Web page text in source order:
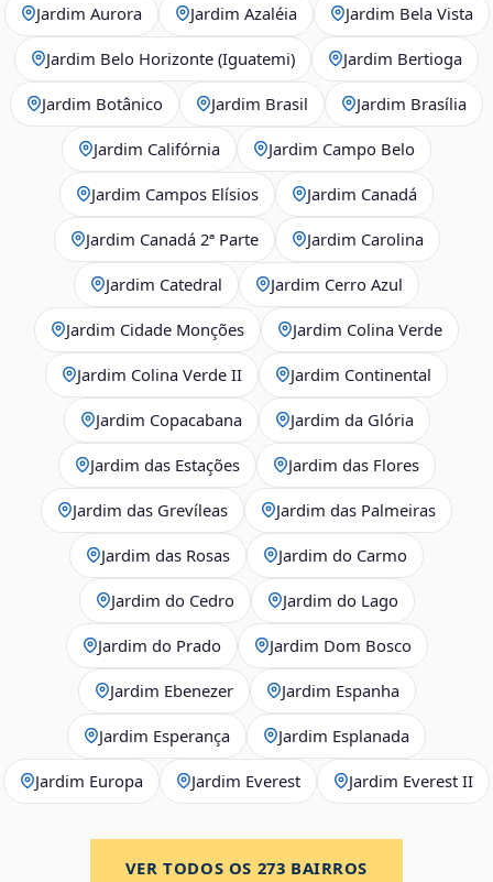
Jardim Aurora Jardim Azaléia Jardim Bela Vista
Jardim Belo Horizonte (Iguatemi) Jardim Bertioga
Jardim Botânico Jardim Brasil Jardim Brasília
Jardim Califórnia Jardim Campo Belo
Jardim Campos Elísios Jardim Canadá
Jardim Canadá 2ª Parte Jardim Carolina
Jardim Catedral Jardim Cerro Azul
Jardim Cidade Monções Jardim Colina Verde
Jardim Colina Verde II Jardim Continental
Jardim Copacabana Jardim da Glória
Jardim das Estações Jardim das Flores
Jardim das Grevíleas Jardim das Palmeiras
Jardim das Rosas Jardim do Carmo
Jardim do Cedro Jardim do Lago
Jardim do Prado Jardim Dom Bosco
Jardim Ebenezer Jardim Espanha
Jardim Esperança Jardim Esplanada
Jardim Europa Jardim Everest Jardim Everest II
VER TODOS OS 273 BAIRROS